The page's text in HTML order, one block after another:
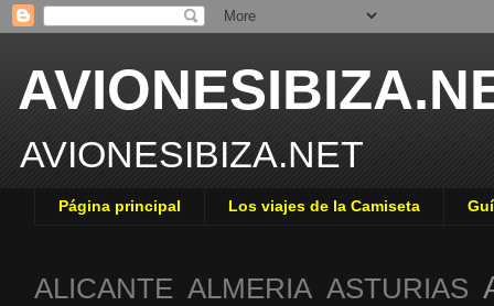
AVIONESIBIZA.NET
Página principal Los viajes de la Camiseta
ALICANTE ALMERIA ASTURIAS